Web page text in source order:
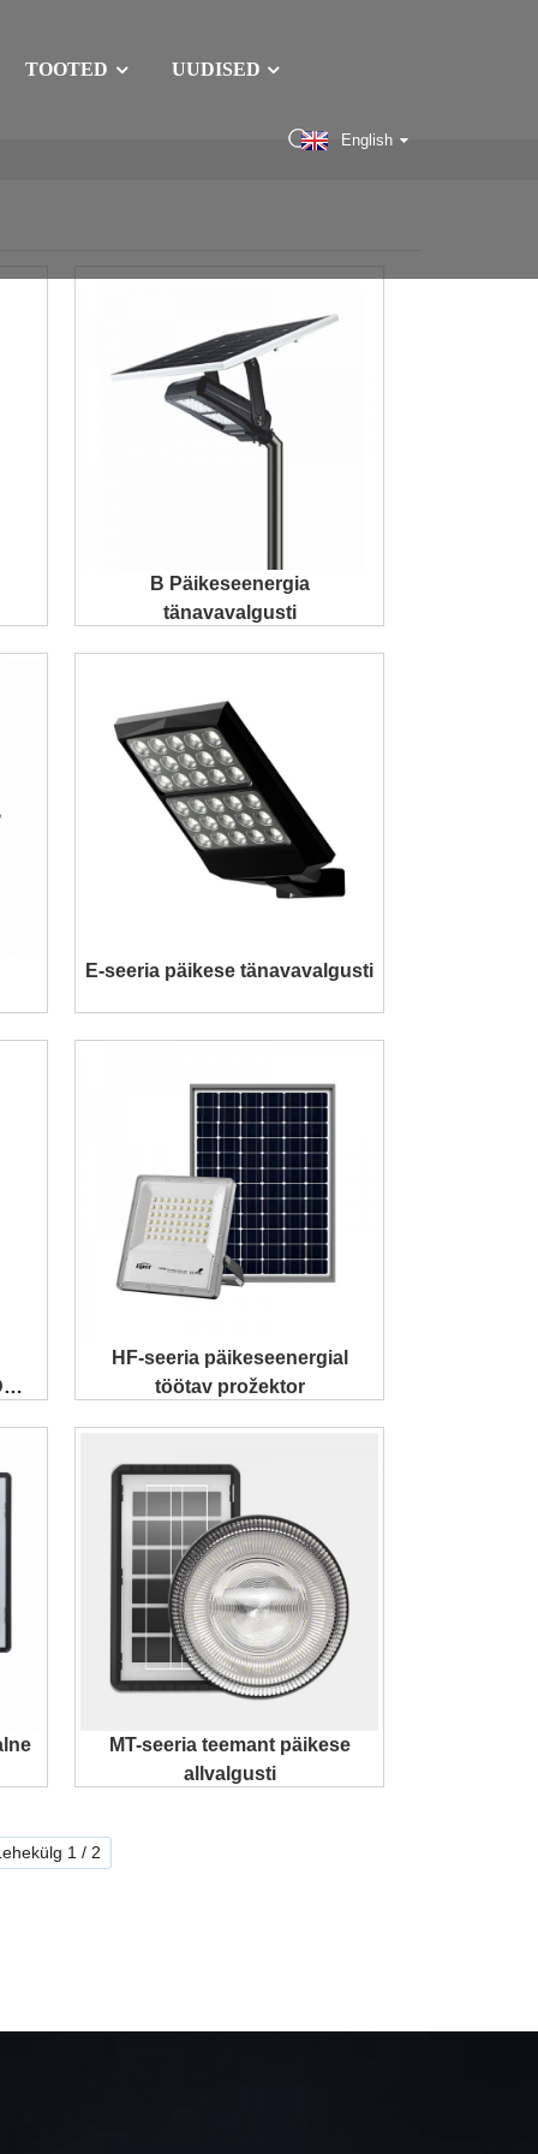
TOOTED UUDISED
English
B Päikeseenergia
tänavavalgusti
E-seeria päikese tänavavalgusti
HF-seeria päikeseenergial
töötav prožektor
MT-seeria teemant päikese
allvalgusti
1 / 2